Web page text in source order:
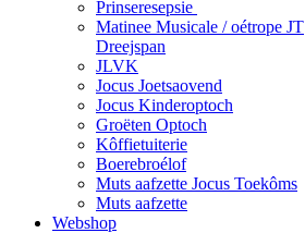
Prinseresepsie
Matinee Musicale / oétrope JT
Dreejspan
JLVK
Jocus Joetsaovend
Jocus Kinderoptoch
Groëten Optoch
Kôffietuiterie
Boerebroélof
Muts aafzette Jocus Toekôms
Muts aafzette
Webshop